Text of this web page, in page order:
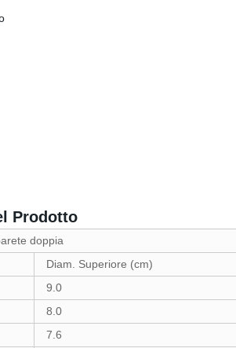
Prodotto
doppia
Diam. Superiore (cm)
9.0
8.0
7.6